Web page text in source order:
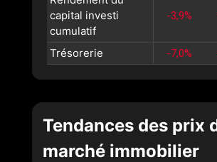
capital investi
cumulatif
-3,9%
Trésorerie -7,0%
Tendances des prix
marché immobilier